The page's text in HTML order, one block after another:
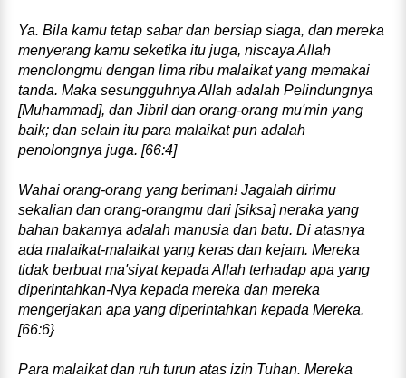
Ya. Bila kamu tetap sabar dan bersiap siaga, dan mereka
menyerang kamu seketika itu juga, niscaya Allah
menolongmu dengan lima ribu malaikat yang memakai
tanda. Maka sesungguhnya Allah adalah Pelindungnya
[Muhammad], dan Jibril dan orang‑orang mu'min yang
baik; dan selain itu para malaikat pun adalah
penolongnya juga. [66:4]
Wahai orang‑orang yang beriman! Jagalah dirimu
sekalian dan orang‑orangmu dari [siksa] neraka yang
bahan bakarnya adalah manusia dan batu. Di atasnya
ada malaikat-­malaikat yang keras dan kejam. Mereka
tidak berbuat ma'siyat kepada Allah terhadap apa yang
diperintahkan‑Nya kepada mereka dan mereka
mengerjakan apa yang diperintahkan kepada Mereka.
[66:6}
Para malaikat dan ruh turun atas izin Tuhan. Mereka